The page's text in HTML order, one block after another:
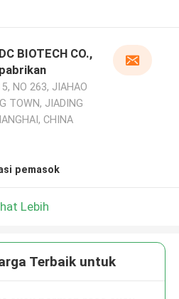
BIOTECH CO.,
5, NO 263, JIAHAO
TOWN, JIADING
CHINA
pemasok
Lebih
Terbaik untuk